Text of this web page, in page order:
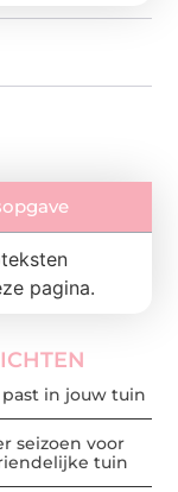
pagina.
in jouw tuin
seizoen voor
tuin